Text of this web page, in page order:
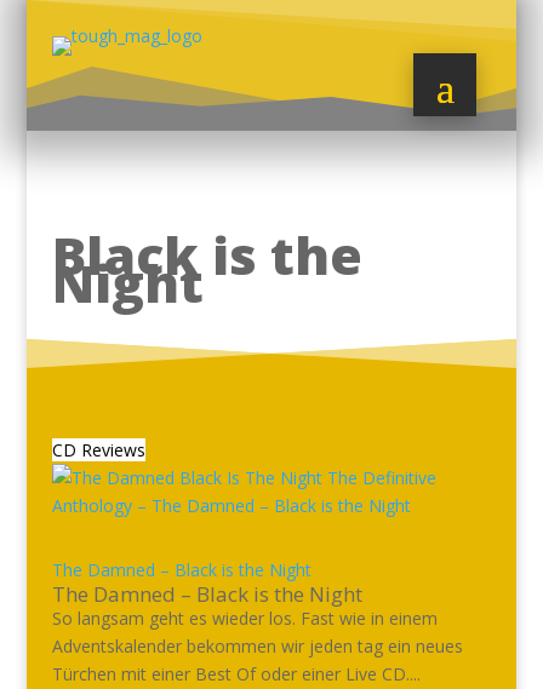
Black is the
Night
CD Reviews
The Damned – Black is the Night
The Damned – Black is the Night
So langsam geht es wieder los. Fast wie in einem
Adventskalender bekommen wir jeden tag ein neues
Türchen mit einer Best Of oder einer Live CD....